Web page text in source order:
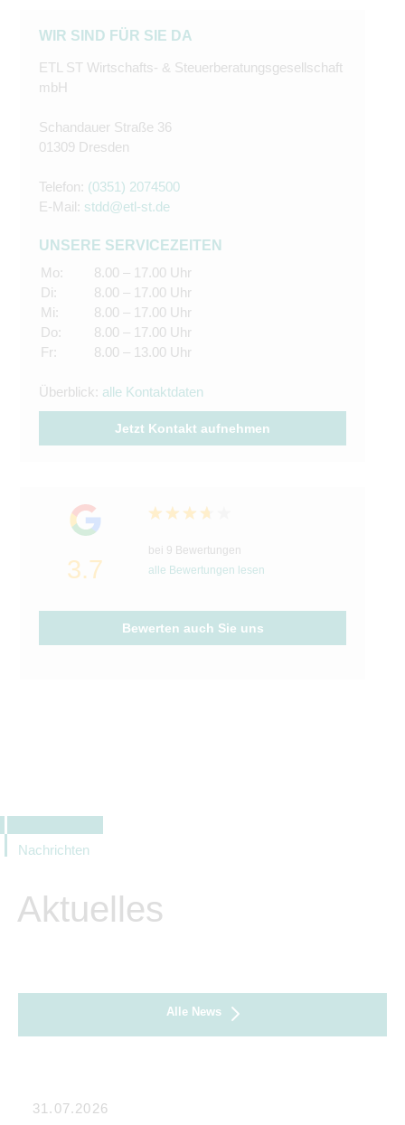
WIR SIND FÜR SIE DA
ETL ST Wirtschafts- & Steuerberatungsgesellschaft
mbH
Schandauer Straße 36
01309 Dresden
Telefon: (0351) 2074500
E-Mail: stdd@etl-st.de
UNSERE SERVICEZEITEN
Mo:
Di:
Mi:
Do:
Fr:
8.00 – 17.00 Uhr
8.00 – 17.00 Uhr
8.00 – 17.00 Uhr
8.00 – 17.00 Uhr
8.00 – 13.00 Uhr
Überblick: alle Kontaktdaten
Jetzt Kontakt aufnehmen
3.7
bei 9 Bewertungen
alle Bewertungen lesen
Bewerten auch Sie uns
Nachrichten
Aktuelles
Alle News
31.07.2026